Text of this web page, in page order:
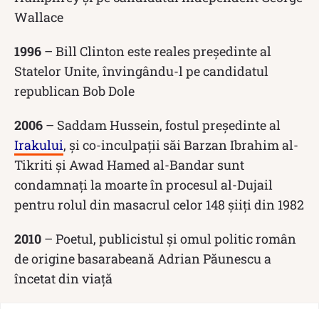
Wallace
1996 – Bill Clinton este reales președinte al
Statelor Unite, învingându-l pe candidatul
republican Bob Dole
2006 – Saddam Hussein, fostul președinte al
Irakului, și co-inculpații săi Barzan Ibrahim al-
Tikriti și Awad Hamed al-Bandar sunt
condamnați la moarte în procesul al-Dujail
pentru rolul din masacrul celor 148 șiiți din 1982
2010 – Poetul, publicistul și omul politic român
de origine basarabeană Adrian Păunescu a
încetat din viață